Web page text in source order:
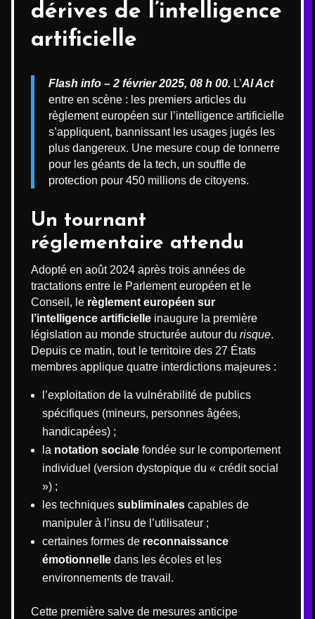
dérives de l’intelligence
artificielle
Flash info – 2 février 2025, 08 h 00. L’AI Act
entre en scène : les premiers articles du
règlement européen sur l’intelligence artificielle
s’appliquent, bannissant les usages jugés les
plus dangereux. Une mesure coup de tonnerre
pour les géants de la tech, un souffle de
protection pour 450 millions de citoyens.
Un tournant
réglementaire attendu
Adopté en août 2024 après trois années de
tractations entre le Parlement européen et le
Conseil, le règlement européen sur
l’intelligence artificielle inaugure la première
législation au monde structurée autour du risque.
Depuis ce matin, tout le territoire des 27 États
membres applique quatre interdictions majeures :
l’exploitation de la vulnérabilité de publics
spécifiques (mineurs, personnes âgées,
handicapées) ;
la notation sociale fondée sur le comportement
individuel (version dystopique du « crédit social
») ;
les techniques subliminales capables de
manipuler à l’insu de l’utilisateur ;
certaines formes de reconnaissance
émotionnelle dans les écoles et les
environnements de travail.
Cette première salve de mesures anticipe